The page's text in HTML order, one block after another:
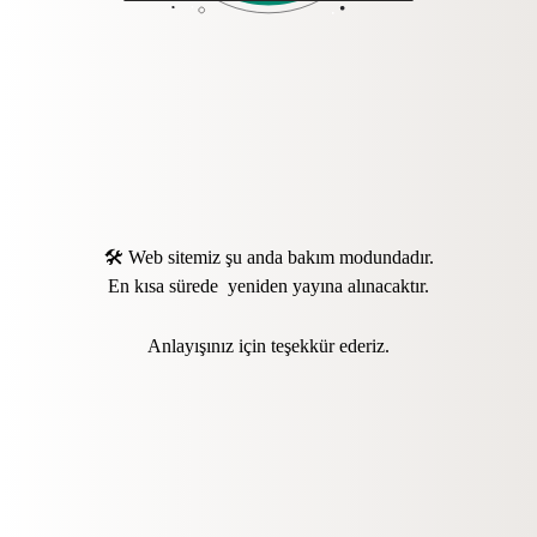
🛠️ Web sitemiz şu anda bakım modundadır.
En kısa sürede yeniden yayına alınacaktır.
Anlayışınız için teşekkür ederiz.